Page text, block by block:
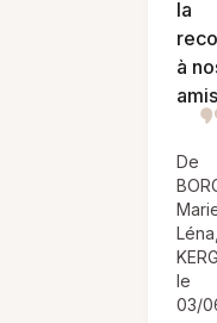
la
à
De
le
03/